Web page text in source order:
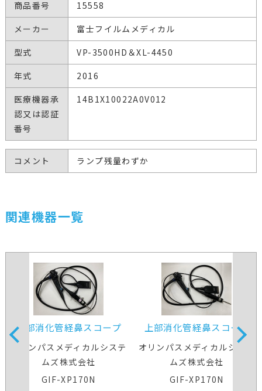
商品番号
15558
メーカー
富士フイルムメディカル
型式
VP-3500HD＆XL-4450
年式
2016
医療機器承
認又は認証
番号
14B1X10022A0V012
コメント ランプ残量わずか
関連機器一覧
上部消化管経鼻スコープ
オリンパスメディカルシステ
ムズ株式会社
GIF-XP170N
上部消化管経鼻スコープ
オリンパスメディカルシステ
ムズ株式会社
GIF-XP170N